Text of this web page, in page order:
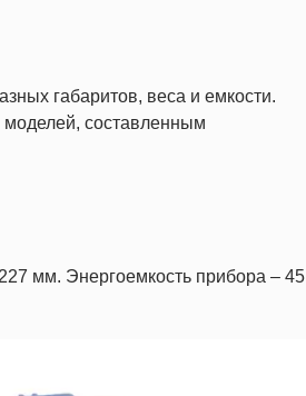
габаритов, веса и емкости.
составленным
мм. Энергоемкость прибора – 45